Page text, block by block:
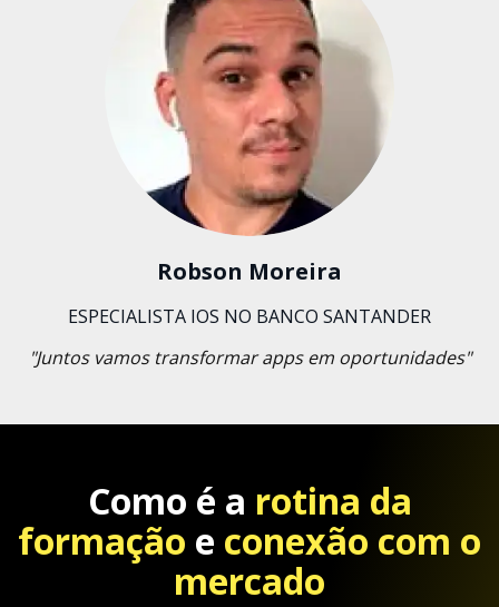
Robson Moreira
ESPECIALISTA IOS NO BANCO SANTANDER
"Juntos vamos transformar apps em oportunidades"
Como é a rotina da
formação e conexão com o
mercado